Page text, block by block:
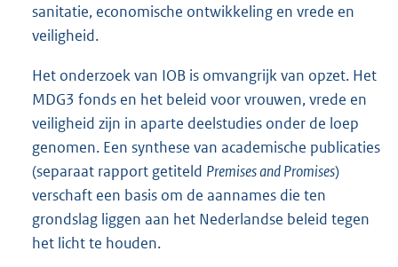
sanitatie, economische ontwikkeling en vrede en
veiligheid.
Het onderzoek van IOB is omvangrijk van opzet. Het
MDG3 fonds en het beleid voor vrouwen, vrede en
veiligheid zijn in aparte deelstudies onder de loep
genomen. Een synthese van academische publicaties
(separaat rapport getiteld Premises and Promises)
verschaft een basis om de aannames die ten
grondslag liggen aan het Nederlandse beleid tegen
het licht te houden.